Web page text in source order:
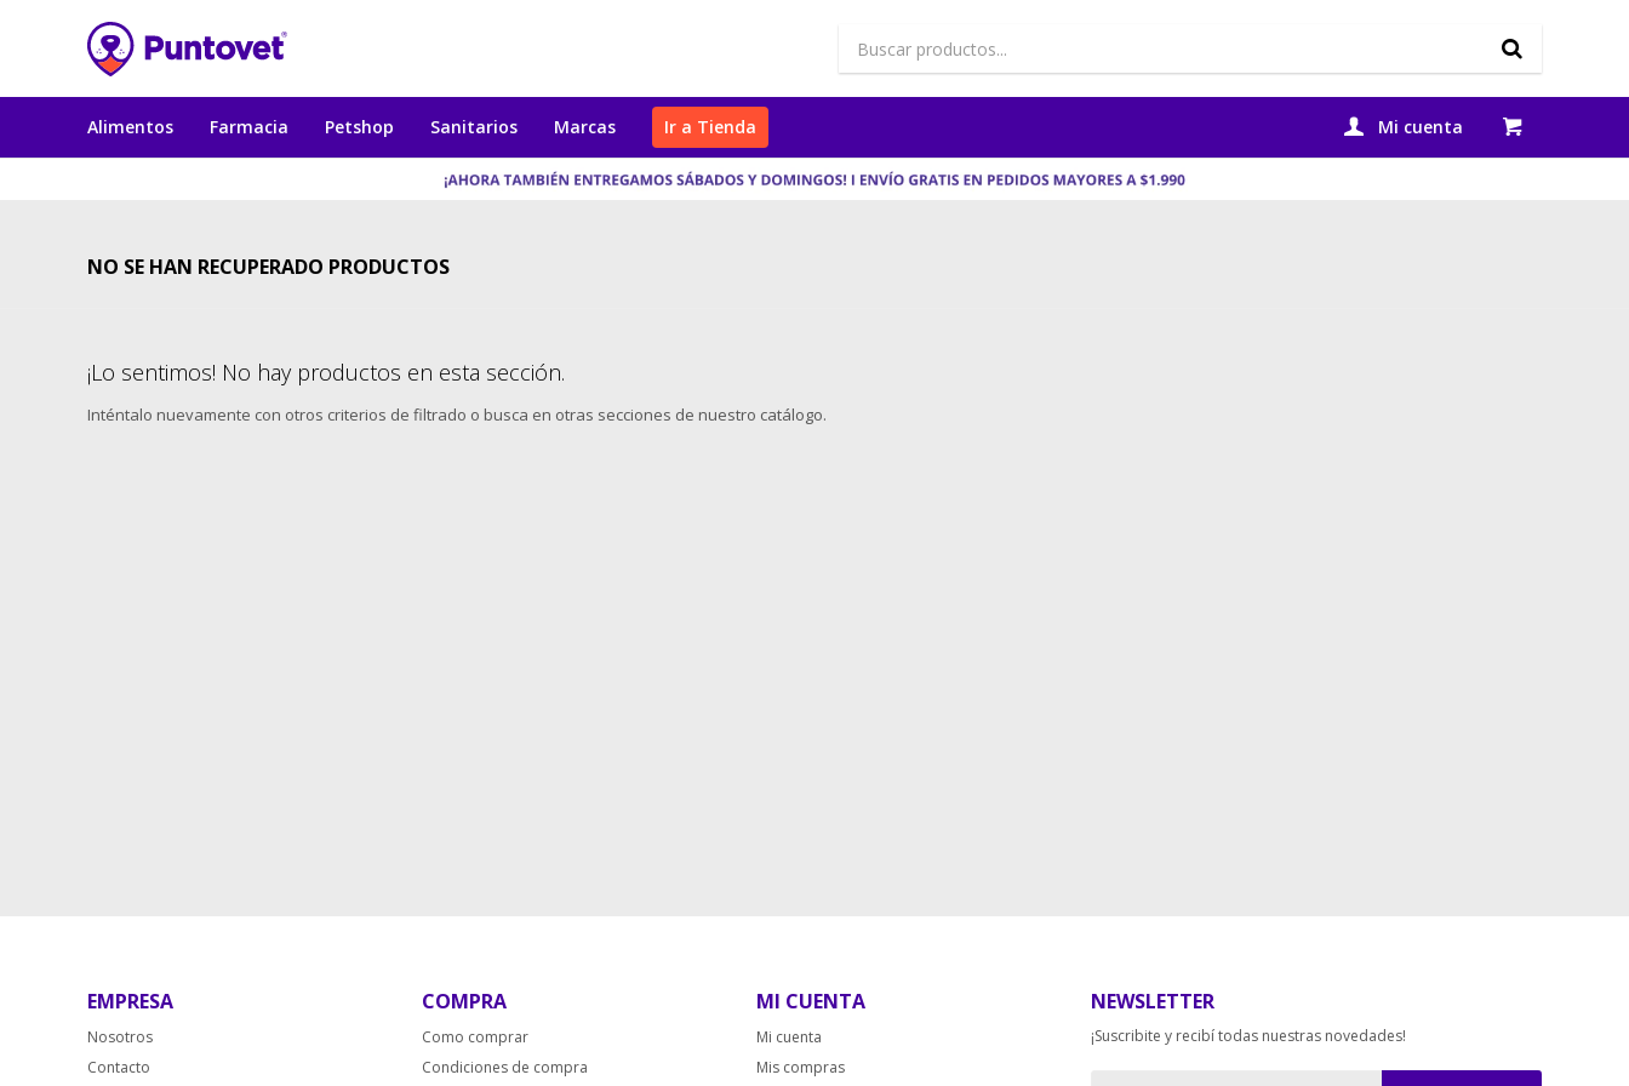
Alimentos Farmacia Petshop Sanitarios Marcas Ir a Tienda
NO SE HAN RECUPERADO PRODUCTOS
¡Lo sentimos! No hay productos en esta sección.
Inténtalo nuevamente con otros criterios de filtrado o busca en otras secciones de nuestro catálogo.
EMPRESA
Nosotros
Contacto
COMPRA
Como comprar
Condiciones de compra
MI CUENTA
Mi cuenta
Mis compras
NEWSLETTER
¡Suscribite y recibí todas nuestras novedades!